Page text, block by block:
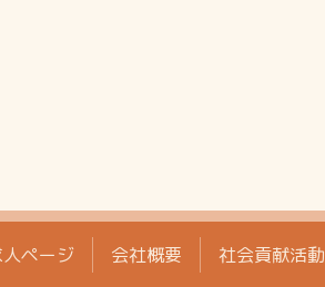
人ページ 会社概要 社会貢献活動